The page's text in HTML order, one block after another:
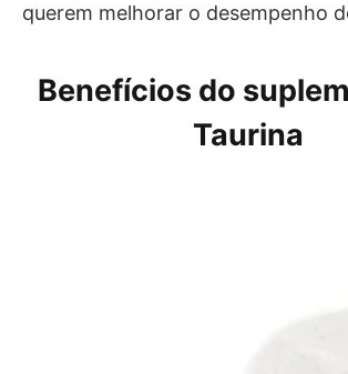
querem melhorar o desempenho
Benefícios do
Taurina